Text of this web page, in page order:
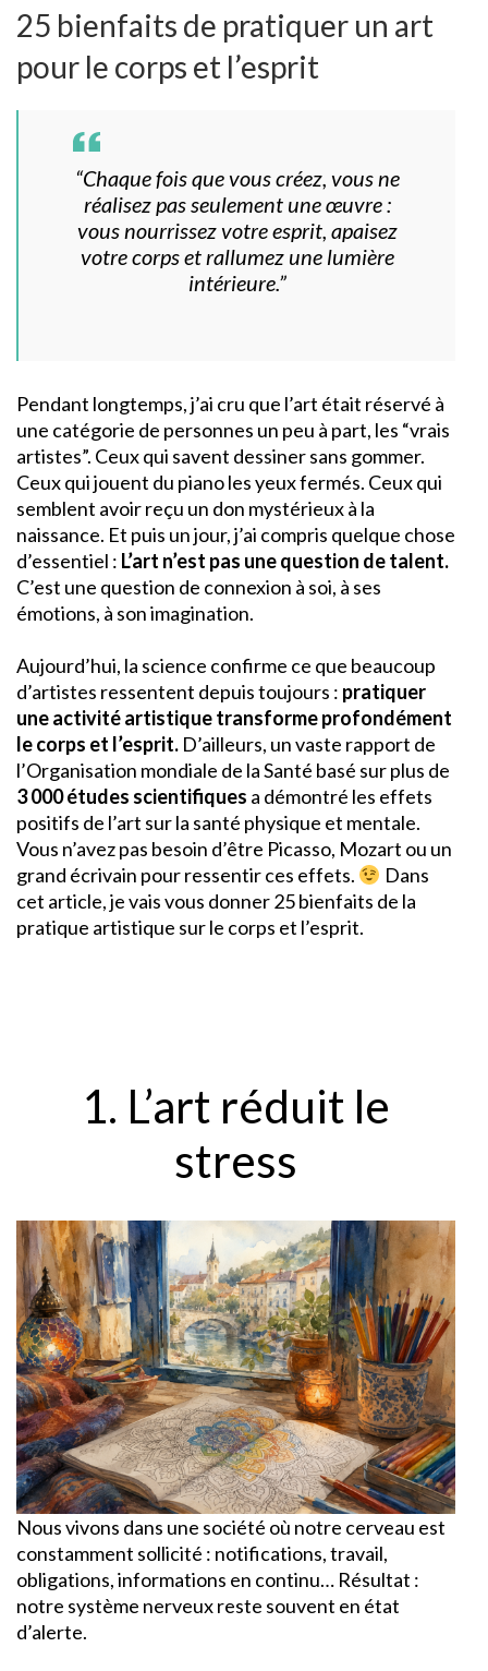
25 bienfaits de pratiquer un art
pour le corps et l’esprit
“Chaque fois que vous créez, vous ne
réalisez pas seulement une œuvre :
vous nourrissez votre esprit, apaisez
votre corps et rallumez une lumière
intérieure.”
Pendant longtemps, j’ai cru que l’art était réservé à
une catégorie de personnes un peu à part, les “vrais
artistes”. Ceux qui savent dessiner sans gommer.
Ceux qui jouent du piano les yeux fermés. Ceux qui
semblent avoir reçu un don mystérieux à la
naissance. Et puis un jour, j’ai compris quelque chose
d’essentiel : L’art n’est pas une question de talent.
C’est une question de connexion à soi, à ses
émotions, à son imagination.
Aujourd’hui, la science confirme ce que beaucoup
d’artistes ressentent depuis toujours : pratiquer
une activité artistique transforme profondément
le corps et l’esprit. D’ailleurs, un vaste rapport de
l’Organisation mondiale de la Santé basé sur plus de
3 000 études scientifiques a démontré les effets
positifs de l’art sur la santé physique et mentale.
Vous n’avez pas besoin d’être Picasso, Mozart ou un
grand écrivain pour ressentir ces effets.
Dans
cet article, je vais vous donner 25 bienfaits de la
pratique artistique sur le corps et l’esprit.
1. L’art réduit le
stress
Nous vivons dans une société où notre cerveau est
constamment sollicité : notifications, travail,
obligations, informations en continu… Résultat :
notre système nerveux reste souvent en état
d’alerte.